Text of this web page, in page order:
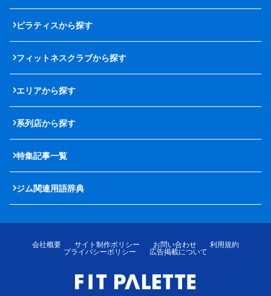
ピラティスから探す
フィットネスクラブから探す
エリアから探す
系列店から探す
特集記事一覧
ジム関連用語辞典
会社概要 サイト制作ポリシー お問い合わせ
利用規約
プライバシーポリシー
広告掲載について